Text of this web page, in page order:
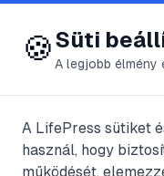
😍 LifePress
@djray
2011.
🍪Süti
A legjobb élmény
A LifePress sütiket
használ, hogy
működését,